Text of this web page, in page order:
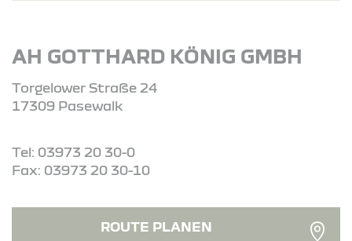
AH GOTTHARD KÖNIG GMBH
Torgelower Straße 24
17309 Pasewalk
Tel: 03973 20 30-0
Fax: 03973 20 30-10
ROUTE PLANEN